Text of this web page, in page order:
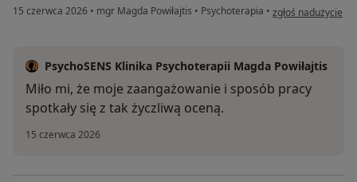
15 czerwca 2026 • mgr Magda Powiłajtis • Psychoterapia • w opinii
zgłoś nadużycie
PsychoSENS Klinika Psychoterapii Magda Powiłajtis
Miło mi, że moje zaangażowanie i sposób pracy
spotkały się z tak życzliwą oceną.
15 czerwca 2026